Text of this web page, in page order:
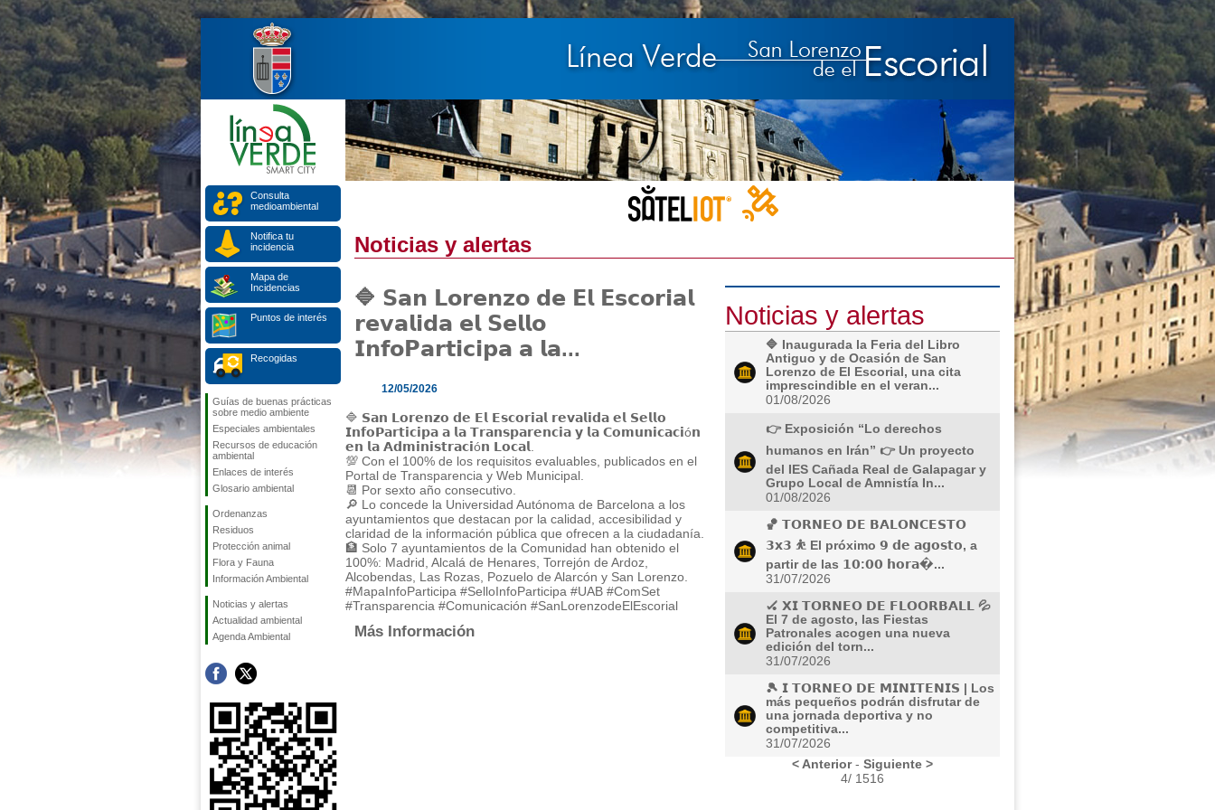
Consulta
medioambiental
Notifica tu
incidencia
Mapa de
Incidencias
Puntos de interés
Recogidas
Guías de buenas prácticas
sobre medio ambiente
Especiales ambientales
Recursos de educación
ambiental
Enlaces de interés
Glosario ambiental
Ordenanzas
Residuos
Protección animal
Flora y Fauna
Información Ambiental
Noticias y alertas
Actualidad ambiental
Agenda Ambiental
Noticias y alertas
🔷 𝗦𝗮𝗻 𝗟𝗼𝗿𝗲𝗻𝘇𝗼 𝗱𝗲 𝗘𝗹 𝗘𝘀𝗰𝗼𝗿𝗶𝗮𝗹
𝗿𝗲𝘃𝗮𝗹𝗶𝗱𝗮 𝗲𝗹 𝗦𝗲𝗹𝗹𝗼
𝗜𝗻𝗳𝗼𝗣𝗮𝗿𝘁𝗶𝗰𝗶𝗽𝗮 𝗮 𝗹𝗮...
12/05/2026
🔷 𝗦𝗮𝗻 𝗟𝗼𝗿𝗲𝗻𝘇𝗼 𝗱𝗲 𝗘𝗹 𝗘𝘀𝗰𝗼𝗿𝗶𝗮𝗹 𝗿𝗲𝘃𝗮𝗹𝗶𝗱𝗮 𝗲𝗹 𝗦𝗲𝗹𝗹𝗼
𝗜𝗻𝗳𝗼𝗣𝗮𝗿𝘁𝗶𝗰𝗶𝗽𝗮 𝗮 𝗹𝗮 𝗧𝗿𝗮𝗻𝘀𝗽𝗮𝗿𝗲𝗻𝗰𝗶𝗮 𝘆 𝗹𝗮 𝗖𝗼𝗺𝘂𝗻𝗶𝗰𝗮𝗰𝗶ó𝗻
𝗲𝗻 𝗹𝗮 𝗔𝗱𝗺𝗶𝗻𝗶𝘀𝘁𝗿𝗮𝗰𝗶ó𝗻 𝗟𝗼𝗰𝗮𝗹.
💯 Con el 100% de los requisitos evaluables, publicados en el
Portal de Transparencia y Web Municipal.
📆 Por sexto año consecutivo.
🔎 Lo concede la Universidad Autónoma de Barcelona a los
ayuntamientos que destacan por la calidad, accesibilidad y
claridad de la información pública que ofrecen a la ciudadanía.
🏦 Solo 7 ayuntamientos de la Comunidad han obtenido el
100%: Madrid, Alcalá de Henares, Torrejón de Ardoz,
Alcobendas, Las Rozas, Pozuelo de Alarcón y San Lorenzo.
#MapaInfoParticipa #SelloInfoParticipa #UAB #ComSet
#Transparencia #Comunicación #SanLorenzodeElEscorial
Más Información
Noticias y alertas
🔷 Inaugurada la Feria del Libro
Antiguo y de Ocasión de San
Lorenzo de El Escorial, una cita
imprescindible en el veran...
01/08/2026
👉 Exposición “Lo derechos
humanos en Irán” 👉 Un proyecto
del IES Cañada Real de Galapagar y
Grupo Local de Amnistía In...
01/08/2026
🏀 𝗧𝗢𝗥𝗡𝗘𝗢 𝗗𝗘 𝗕𝗔𝗟𝗢𝗡𝗖𝗘𝗦𝗧𝗢
𝟯𝘅𝟯 ⛹️ El próximo 𝟵 𝗱𝗲 𝗮𝗴𝗼𝘀𝘁𝗼, a
partir de las 𝟭𝟬:𝟬𝟬 𝗵𝗼𝗿𝗮�...
31/07/2026
🏑 𝗫𝗜 𝗧𝗢𝗥𝗡𝗘𝗢 𝗗𝗘 𝗙𝗟𝗢𝗢𝗥𝗕𝗔𝗟𝗟 💦
El 7 de agosto, las Fiestas
Patronales acogen una nueva
edición del torn...
31/07/2026
🎾 𝗜 𝗧𝗢𝗥𝗡𝗘𝗢 𝗗𝗘 𝗠𝗜𝗡𝗜𝗧𝗘𝗡𝗜𝗦 | Los
más pequeños podrán disfrutar de
una jornada deportiva y no
competitiva...
31/07/2026
< Anterior- Siguiente >
4/ 1516